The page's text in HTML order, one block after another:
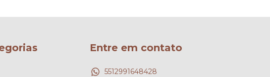
Entre em contato
5512991648428